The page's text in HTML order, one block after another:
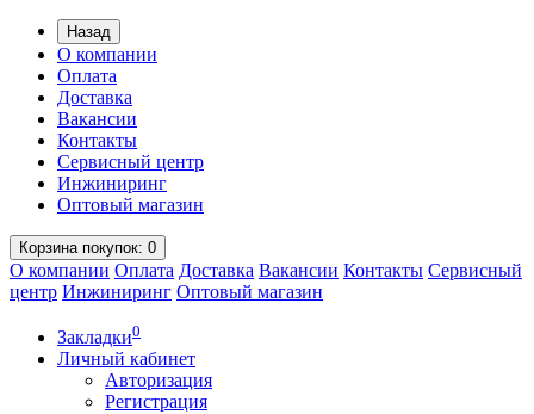
Назад
О компании
Оплата
Доставка
Вакансии
Контакты
Сервисный центр
Инжиниринг
Оптовый магазин
Корзинапокупок: 0
О компании Оплата Доставка Вакансии Контакты Сервисный
центр Инжиниринг Оптовый магазин
Закладки0
Личный кабинет
Авторизация
Регистрация